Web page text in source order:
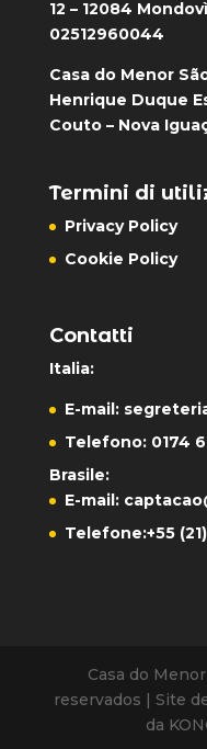
12 – 12084
02512960044
Casa do Menor
Henrique Duque
Couto – Nova
Termini di
Privacy Policy
Cookie Policy
Contatti
Italia:
E-mail:
Telefono: 0174
Brasile:
E-mail:
Telefone:+55
Casa do
reservados | Site
da